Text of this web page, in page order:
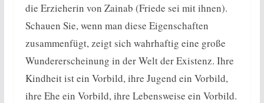
die Erzieherin von Zainab (Friede sei mit ihnen).
Schauen Sie, wenn man diese Eigenschaften
zusammenfügt, zeigt sich wahrhaftig eine große
Wundererscheinung in der Welt der Existenz. Ihre
Kindheit ist ein Vorbild, ihre Jugend ein Vorbild,
ihre Ehe ein Vorbild, ihre Lebensweise ein Vorbild.